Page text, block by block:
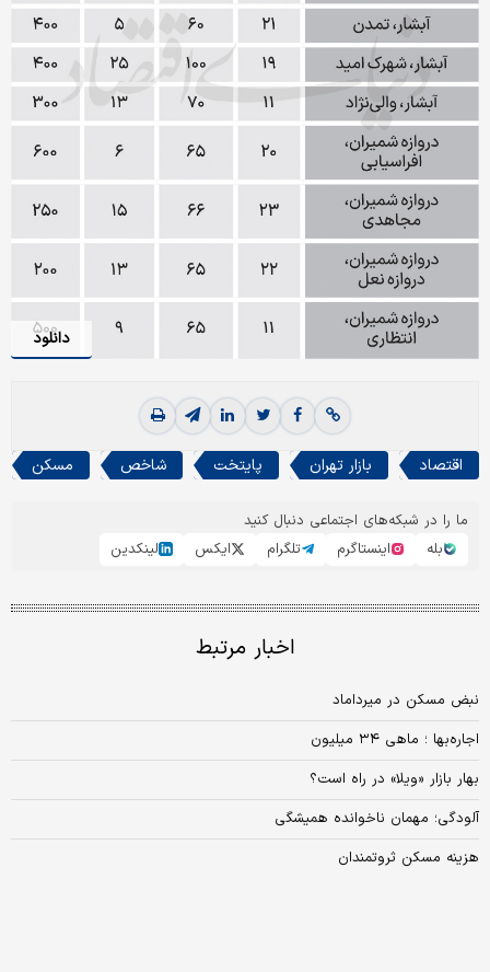
دانلود
اقتصاد بازار تهران پایتخت شاخص مسکن
ما را در شبکه‌های اجتماعی دنبال کنید
بله
اینستاگرم تلگرام ایکس لینکدین
اخبار مرتبط
نبض مسکن در میرداماد
اجاره‏‏‌بها ؛ ماهی ۳۴ میلیون
بهار بازار «ویلا» در راه است؟
آلودگی؛ مهمان ناخوانده همیشگی
هزینه مسکن ثروتمندان